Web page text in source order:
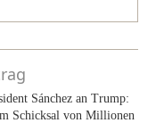
Sánchez an Trump:
Schicksal von Millionen